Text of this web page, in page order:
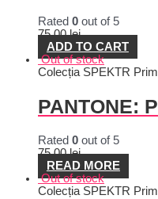
Rated 0 out of 5
75,00lei
ADD TO CART
Out of stock
Colecția SPEKTR
PANTONE:
Rated 0 out of 5
75,00lei
READ MORE
Out of stock
Colecția SPEKTR